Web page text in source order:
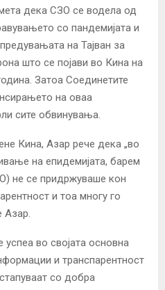
дека СЗО се водела од
со пандемијата и
на Тајван за
што се појави во Кина на
Затоа Соединетите
на оваа
сите обвинувања.
Кина, Азар рече дека „во
на епидемијата, барем
не се придржуваше кон
и тоа многу го
Азар.
во својата основна
и транспарентност
со добра